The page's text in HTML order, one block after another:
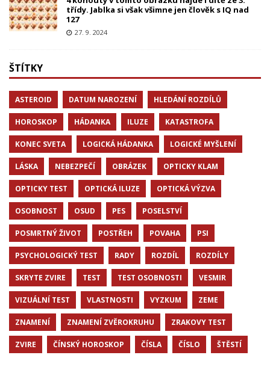
třídy. Jablka si však všimne jen člověk s IQ nad
127
27. 9. 2024
ŠTÍTKY
ASTEROID DATUM NAROZENÍ HLEDÁNÍ ROZDÍLŮ
HOROSKOP HÁDANKA ILUZE KATASTROFA
KONEC SVETA LOGICKÁ HÁDANKA LOGICKÉ MYŠLENÍ
LÁSKA NEBEZPEČÍ OBRÁZEK OPTICKY KLAM
OPTICKY TEST OPTICKÁ ILUZE OPTICKÁ VÝZVA
OSOBNOST OSUD PES POSELSTVÍ
POSMRTNÝ ŽIVOT POSTŘEH POVAHA PSI
PSYCHOLOGICKÝ TEST RADY ROZDÍL ROZDÍLY
SKRYTE ZVIRE TEST TEST OSOBNOSTI VESMIR
VIZUÁLNÍ TEST VLASTNOSTI VYZKUM ZEME
ZNAMENÍ ZNAMENÍ ZVĚROKRUHU ZRAKOVY TEST
ZVIRE ČÍNSKÝ HOROSKOP ČÍSLA ČÍSLO ŠTĚSTÍ